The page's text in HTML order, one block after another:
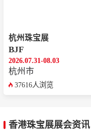
杭州珠宝展
BJF
2026.07.31-08.03
杭州市
37616人浏览
香港珠宝展展会资讯